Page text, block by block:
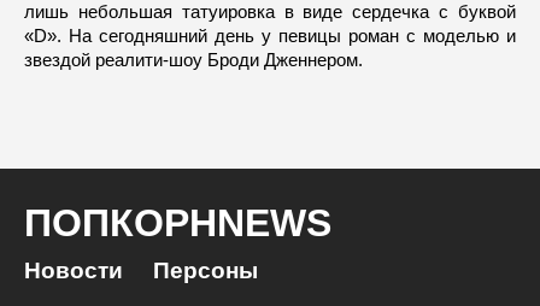
лишь небольшая татуировка в виде сердечка с буквой
«D». На сегодняшний день у певицы роман с моделью и
звездой реалити-шоу Броди Дженнером.
ПОПКОРНNEWS
Новости Персоны